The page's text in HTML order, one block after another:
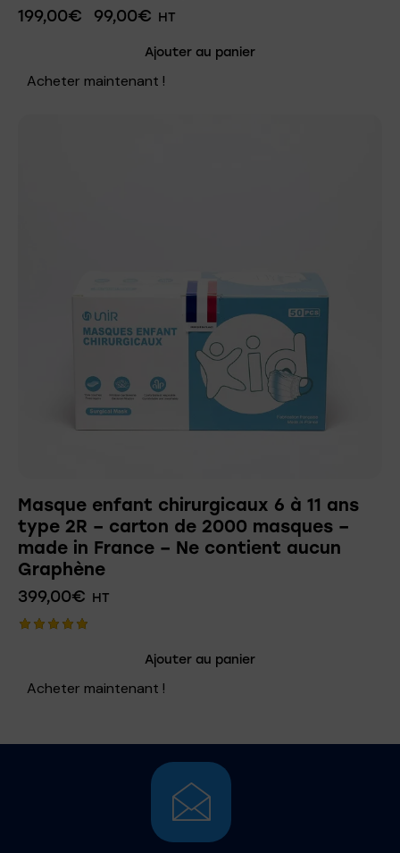
199,00€ 99,00€ HT
Ajouter au panier
Acheter maintenant !
Masque enfant chirurgicaux 6 à 11 ans
type 2R – carton de 2000 masques –
made in France – Ne contient aucun
Graphène
399,00€ HT
Ajouter au panier
Acheter maintenant !